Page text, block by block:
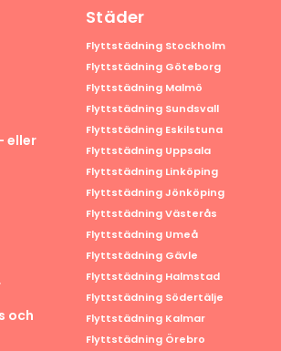
eller
och
Städer
Flyttstädning Stockholm
Flyttstädning Göteborg
Flyttstädning Malmö
Flyttstädning Sundsvall
Flyttstädning Eskilstuna
Flyttstädning Uppsala
Flyttstädning Linköping
Flyttstädning Jönköping
Flyttstädning Västerås
Flyttstädning Umeå
Flyttstädning Gävle
Flyttstädning Halmstad
Flyttstädning Södertälje
Flyttstädning Kalmar
Flyttstädning Örebro